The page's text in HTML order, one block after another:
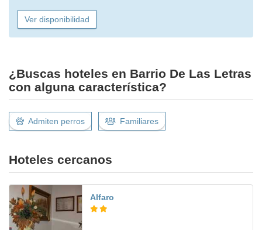
Ver disponibilidad
¿Buscas hoteles en Barrio De Las Letras
con alguna característica?
Admiten perros Familiares
Hoteles cercanos
Alfaro